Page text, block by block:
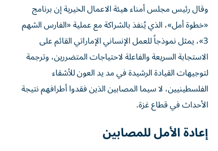
وقال رئيس مجلس أمناء هيئة الاعمال الخيرية إن برنامج
«خطوة أمل»، الذي يُنفذ بالشراكة مع عملية «الفارس الشهم
3»، يمثل نموذجاً للعمل الإنساني الإماراتي القائم على
الاستجابة السريعة والفاعلة لاحتياجات المتضررين، وترجمة
لتوجيهات القيادة الرشيدة في مد يد العون للأشقاء
الفلسطينيين، لا سيما المصابين الذين فقدوا أطرافهم نتيجة
الأحداث في قطاع غزة.
إعادة الأمل للمصابين